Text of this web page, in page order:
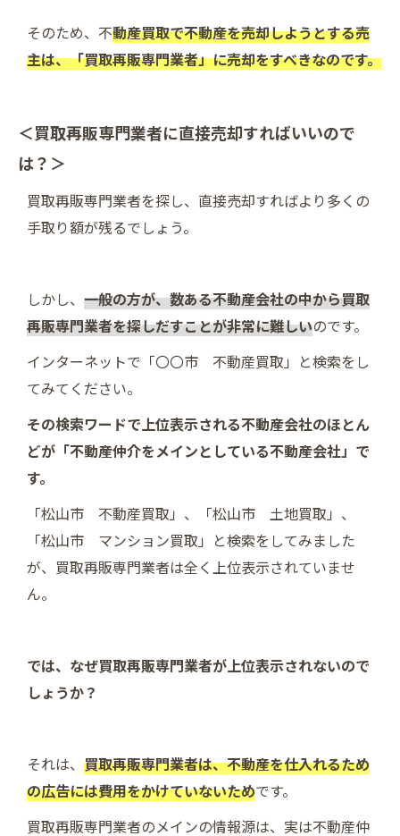
そのため、不動産買取で不動産を売却しようとする売
主は、「買取再販専門業者」に売却をすべきなのです。
＜買取再販専門業者に直接売却すればいいので
は？＞
買取再販専門業者を探し、直接売却すればより多くの
手取り額が残るでしょう。
しかし、 一般の方が、数ある不動産会社の中から買取
再販専門業者を探しだすことが非常に難しいのです。
インターネットで「〇〇市 不動産買取」と検索をし
てみてください。
その検索ワードで上位表示される不動産会社のほとん
どが「不動産仲介をメインとしている不動産会社」で
す。
「松山市 不動産買取」、「松山市 土地買取」、
「松山市 マンション買取」と検索をしてみました
が、買取再販専門業者は全く上位表示されていませ
ん。
では、なぜ買取再販専門業者が上位表示されないので
しょうか？
それは、 買取再販専門業者は、不動産を仕入れるため
の広告には費用をかけていないためです。
買取再販専門業者のメインの情報源は、実は不動産仲